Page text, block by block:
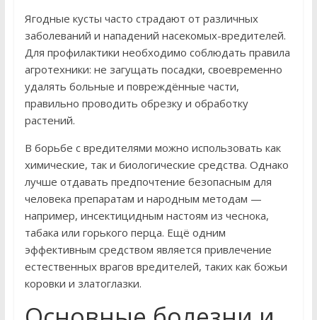
Ягодные кусты часто страдают от различных
заболеваний и нападений насекомых-вредителей.
Для профилактики необходимо соблюдать правила
агротехники: не загущать посадки, своевременно
удалять больные и повреждённые части,
правильно проводить обрезку и обработку
растений.
В борьбе с вредителями можно использовать как
химические, так и биологические средства. Однако
лучше отдавать предпочтение безопасным для
человека препаратам и народным методам —
например, инсектицидным настоям из чеснока,
табака или горького перца. Ещё одним
эффективным средством является привлечение
естественных врагов вредителей, таких как божьи
коровки и златоглазки.